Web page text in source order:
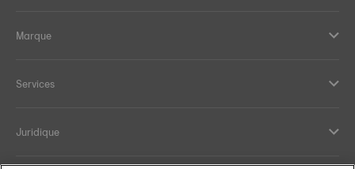
Marque
Services
Juridique